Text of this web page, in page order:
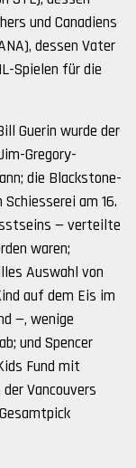
und Canadiens
dessen Vater
Spielen für die
Guerin wurde der
Gregory-
die Blackstone-
am 16.
— verteilte
waren;
Auswahl von
auf dem Eis im
—, wenige
und Spencer
Fund mit
Vancouvers